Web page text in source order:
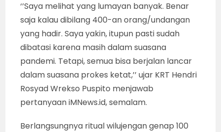
‘’Saya melihat yang lumayan banyak. Benar
saja kalau dibilang 400-an orang/undangan
yang hadir. Saya yakin, itupun pasti sudah
dibatasi karena masih dalam suasana
pandemi. Tetapi, semua bisa berjalan lancar
dalam suasana prokes ketat,’’ ujar KRT Hendri
Rosyad Wrekso Puspito menjawab
pertanyaan iMNews.id, semalam.
Berlangsungnya ritual wilujengan genap 100